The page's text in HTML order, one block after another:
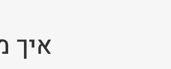
איך